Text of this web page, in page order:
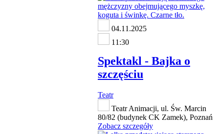
04.11.2025
11:30
Spektakl - Bajka o
szczęściu
Teatr
Teatr Animacji, ul. Św. Marcin
80/82 (budynek CK Zamek), Poznań
Zobacz szczegóły